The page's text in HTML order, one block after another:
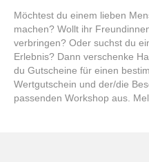
Möchtest du einem lieben
machen? Wollt ihr
verbringen? Oder suchst du
Erlebnis? Dann verschenke
du Gutscheine für einen
Wertgutschein und der/die
passenden Workshop aus.